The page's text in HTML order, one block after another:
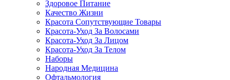
Здоровое Питание
Качество Жизни
Красота Сопутствующие Товары
Красота-Уход За Волосами
Красота-Уход За Лицом
Красота-Уход За Телом
Наборы
Народная Медицина
Офтальмология